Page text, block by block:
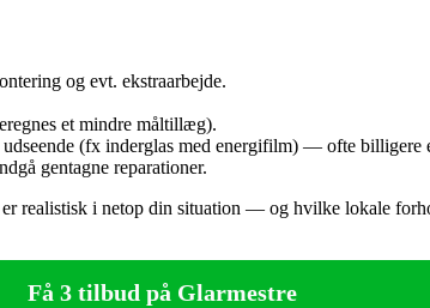
og evt. ekstraarbejde.
et mindre måltillæg).
(fx inderglas med energifilm) — ofte
gentagne reparationer.
realistisk i netop din situation — og hvilke lokale
Få 3 tilbud på Glarmestre